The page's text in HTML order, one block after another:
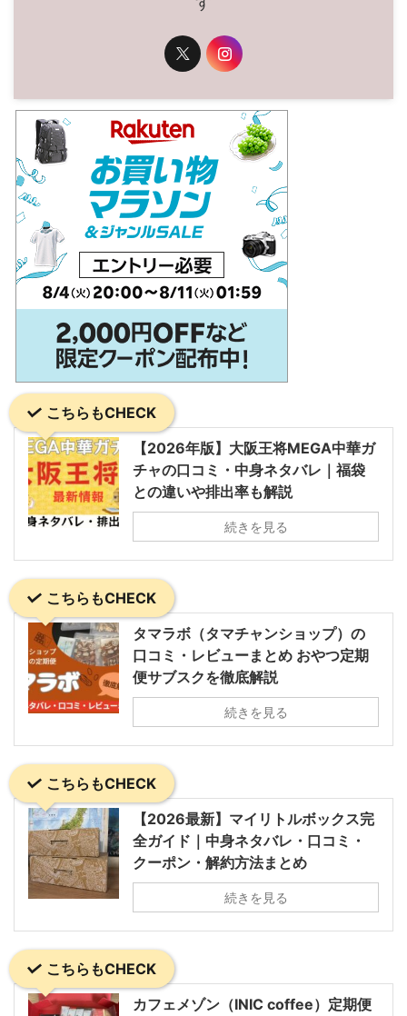
こちらもCHECK
【2026年版】大阪王将MEGA中華ガ
チャの口コミ・中身ネタバレ｜福袋
との違いや排出率も解説
続きを見る
こちらもCHECK
タマラボ（タマチャンショップ）の
口コミ・レビューまとめ おやつ定期
便サブスクを徹底解説
続きを見る
こちらもCHECK
【2026最新】マイリトルボックス完
全ガイド｜中身ネタバレ・口コミ・
クーポン・解約方法まとめ
続きを見る
こちらもCHECK
カフェメゾン（INIC coffee）定期便